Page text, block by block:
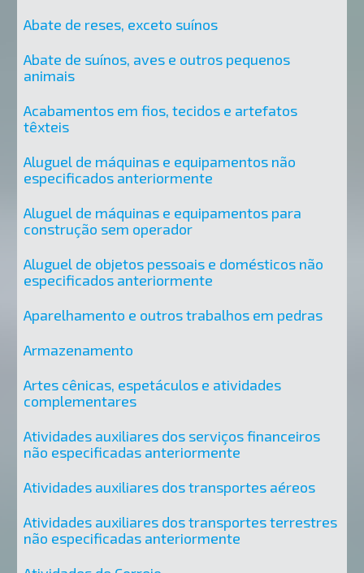
Abate de reses, exceto suínos
Abate de suínos, aves e outros pequenos
animais
Acabamentos em fios, tecidos e artefatos
têxteis
Aluguel de máquinas e equipamentos não
especificados anteriormente
Aluguel de máquinas e equipamentos para
construção sem operador
Aluguel de objetos pessoais e domésticos não
especificados anteriormente
Aparelhamento e outros trabalhos em pedras
Armazenamento
Artes cênicas, espetáculos e atividades
complementares
Atividades auxiliares dos serviços financeiros
não especificadas anteriormente
Atividades auxiliares dos transportes aéreos
Atividades auxiliares dos transportes terrestres
não especificadas anteriormente